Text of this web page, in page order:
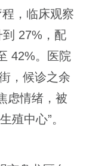
，临床观察
27%，配
42%。医院
，候诊之余
虑情绪，被
殖中心”。